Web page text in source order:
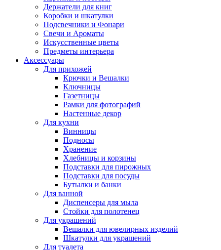
Держатели для книг
Коробки и шкатулки
Подсвечники и Фонари
Свечи и Ароматы
Искусственные цветы
Предметы интерьера
Аксессуары
Для прихожей
Крючки и Вешалки
Ключницы
Газетницы
Рамки для фотографий
Настенные декор
Для кухни
Винницы
Подносы
Хранение
Хлебницы и корзины
Подставки для пирожных
Подставки для посуды
Бутылки и банки
Для ванной
Диспенсеры для мыла
Стойки для полотенец
Для украшений
Вешалки для ювелирных изделий
Шкатулки для украшений
Для туалета